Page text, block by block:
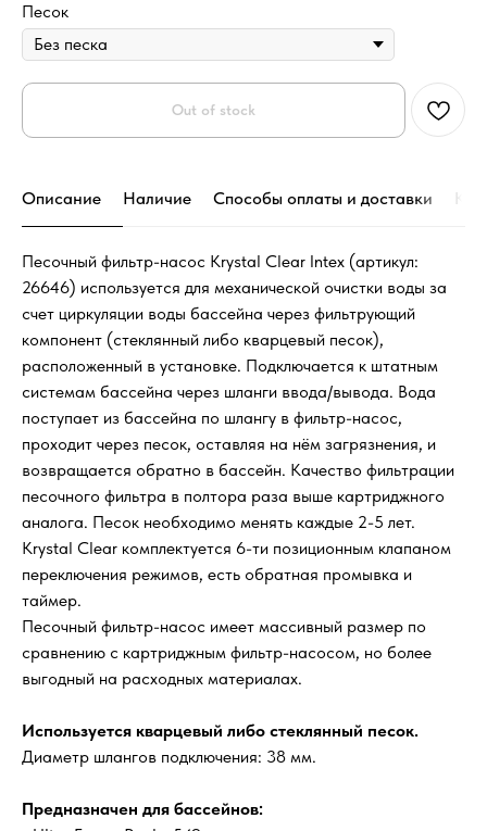
Песок
Out of stock
Описание Наличие Способы оплаты и доставки
Песочный фильтр-насос Krystal Clear Intex (артикул:
26646) используется для механической очистки воды за
счет циркуляции воды бассейна через фильтрующий
компонент (стеклянный либо кварцевый песок),
расположенный в установке. Подключается к штатным
системам бассейна через шланги ввода/вывода. Вода
поступает из бассейна по шлангу в фильтр-насос,
проходит через песок, оставляя на нём загрязнения, и
возвращается обратно в бассейн. Качество фильтрации
песочного фильтра в полтора раза выше картриджного
аналога. Песок необходимо менять каждые 2-5 лет.
Krystal Clear комплектуется 6-ти позиционным клапаном
переключения режимов, есть обратная промывка и
таймер.
Песочный фильтр-насос имеет массивный размер по
сравнению с картриджным фильтр-насосом, но более
выгодный на расходных материалах.
Используется кварцевый либо стеклянный песок.
Диаметр шлангов подключения: 38 мм.
Предназначен для бассейнов: